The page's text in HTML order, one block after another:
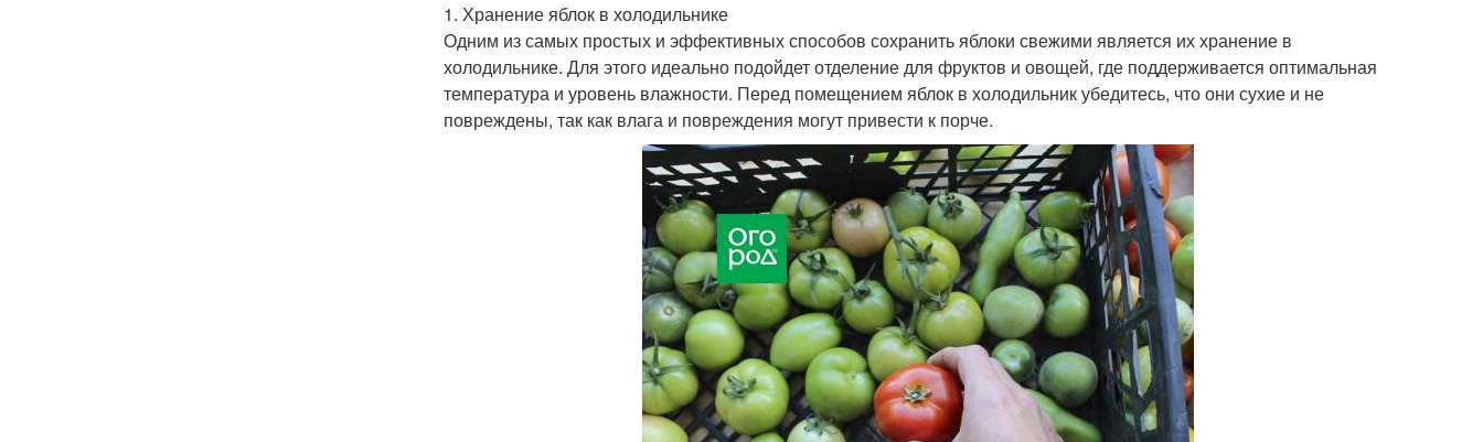
1. Хранение яблок в холодильнике
Одним из самых простых и эффективных способов сохранить яблоки свежими является их хранение в
холодильнике. Для этого идеально подойдет отделение для фруктов и овощей, где поддерживается оптимальная
температура и уровень влажности. Перед помещением яблок в холодильник убедитесь, что они сухие и не
повреждены, так как влага и повреждения могут привести к порче.